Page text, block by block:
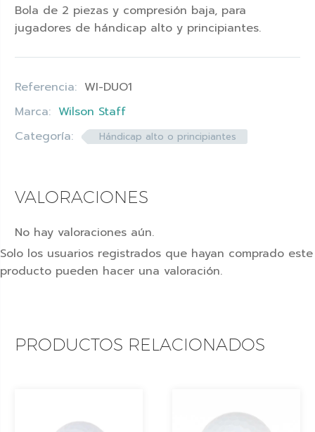
Bola de 2 piezas y compresión baja, para
jugadores de hándicap alto y principiantes.
Referencia: WI-DUO1
Marca: Wilson Staff
Categoría:
Hándicap alto o principiantes
VALORACIONES
No hay valoraciones aún.
Solo los usuarios registrados que hayan comprado este
producto pueden hacer una valoración.
PRODUCTOS RELACIONADOS